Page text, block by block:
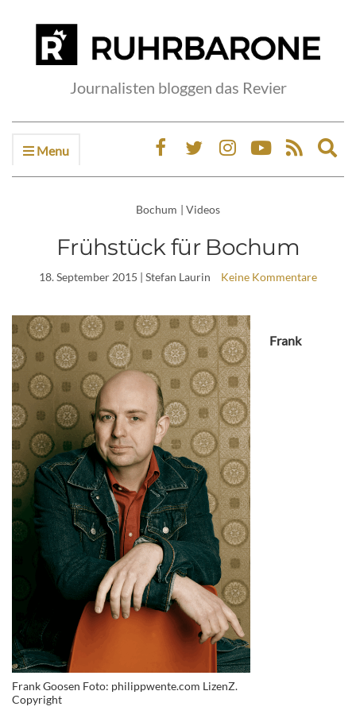
Journalisten bloggen das Revier
Menu
Bochum | Videos
Frühstück für Bochum
18. September 2015 | Stefan Laurin Keine Kommentare
Frank Goosen Foto: philippwente.com LizenZ.
Copyright
Frank